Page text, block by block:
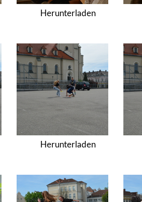
Herunterladen
Herunterladen